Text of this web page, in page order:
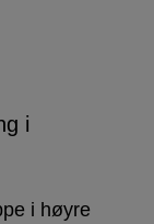
i
i høyre